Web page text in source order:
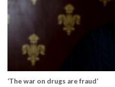
‘The war on drugs are fraud’